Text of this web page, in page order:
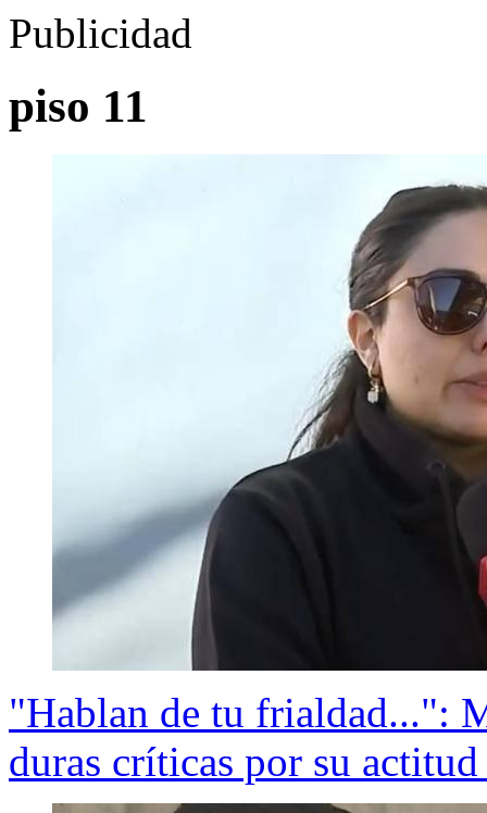
Publicidad
piso 11
"Hablan de tu frialdad...":
duras críticas por su